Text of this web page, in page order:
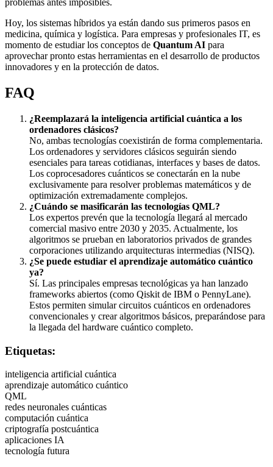
problemas antes imposibles.
Hoy, los sistemas híbridos ya están dando sus primeros pasos en
medicina, química y logística. Para empresas y profesionales IT, es
momento de estudiar los conceptos de Quantum AI para
aprovechar pronto estas herramientas en el desarrollo de productos
innovadores y en la protección de datos.
FAQ
¿Reemplazará la inteligencia artificial cuántica a los
ordenadores clásicos?
No, ambas tecnologías coexistirán de forma complementaria.
Los ordenadores y servidores clásicos seguirán siendo
esenciales para tareas cotidianas, interfaces y bases de datos.
Los coprocesadores cuánticos se conectarán en la nube
exclusivamente para resolver problemas matemáticos y de
optimización extremadamente complejos.
¿Cuándo se masificarán las tecnologías QML?
Los expertos prevén que la tecnología llegará al mercado
comercial masivo entre 2030 y 2035. Actualmente, los
algoritmos se prueban en laboratorios privados de grandes
corporaciones utilizando arquitecturas intermedias (NISQ).
¿Se puede estudiar el aprendizaje automático cuántico
ya?
Sí. Las principales empresas tecnológicas ya han lanzado
frameworks abiertos (como Qiskit de IBM o PennyLane).
Estos permiten simular circuitos cuánticos en ordenadores
convencionales y crear algoritmos básicos, preparándose para
la llegada del hardware cuántico completo.
Etiquetas:
inteligencia artificial cuántica
aprendizaje automático cuántico
QML
redes neuronales cuánticas
computación cuántica
criptografía postcuántica
aplicaciones IA
tecnología futura